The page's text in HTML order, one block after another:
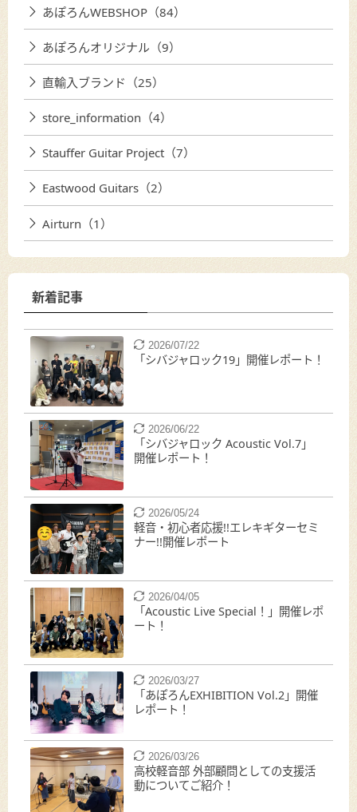
あぽろんWEBSHOP（84）
あぽろんオリジナル（9）
直輸入ブランド（25）
store_information（4）
Stauffer Guitar Project（7）
Eastwood Guitars（2）
Airturn（1）
新着記事
2026/07/22
「シバジャロック19」開催レポート！
2026/06/22
「シバジャロック Acoustic Vol.7」
開催レポート！
2026/05/24
軽音・初心者応援!!エレキギターセミ
ナー!!開催レポート
2026/04/05
「Acoustic Live Special！」開催レポ
ート！
2026/03/27
「あぽろんEXHIBITION Vol.2」開催
レポート！
2026/03/26
高校軽音部 外部顧問としての支援活
動についてご紹介！